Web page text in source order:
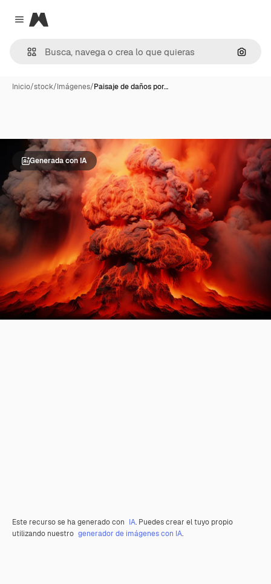
Close menu
Magnific
Inicio/stock/Imágenes/Paisaje de daños por…
Generada con IA
Este recurso se ha generado con IA. Puedes crear el tuyo propio
utilizando nuestro generador de imágenes con IA.